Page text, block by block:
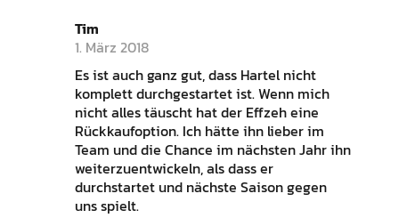
Tim
1. März 2018
Es ist auch ganz gut, dass Hartel nicht
komplett durchgestartet ist. Wenn mich
nicht alles täuscht hat der Effzeh eine
Rückkaufoption. Ich hätte ihn lieber im
Team und die Chance im nächsten Jahr ihn
weiterzuentwickeln, als dass er
durchstartet und nächste Saison gegen
uns spielt.